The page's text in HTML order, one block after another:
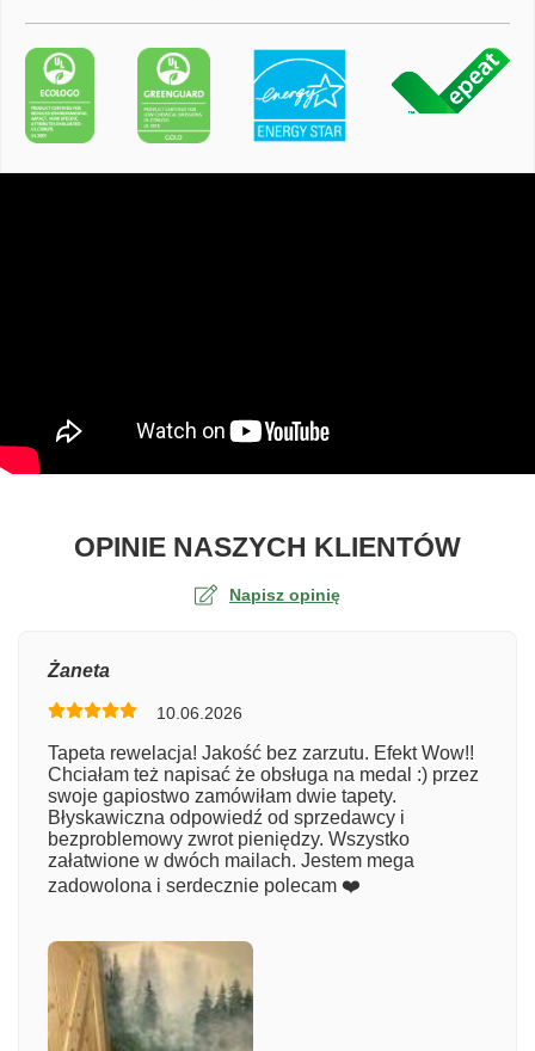
OPINIE NASZYCH KLIENTÓWO
Napisz opinię
Numer zamówienia
Imię
Żaneta
10.06.2026
Tapeta rewelacja! Jakość bez zarzutu. Efekt Wow!!
Chciałam też napisać że obsługa na medal :) przez
swoje gapiostwo zamówiłam dwie tapety.
Błyskawiczna odpowiedź od sprzedawcy i
bezproblemowy zwrot pieniędzy. Wszystko
załatwione w dwóch mailach. Jestem mega
zadowolona i serdecznie polecam ❤️